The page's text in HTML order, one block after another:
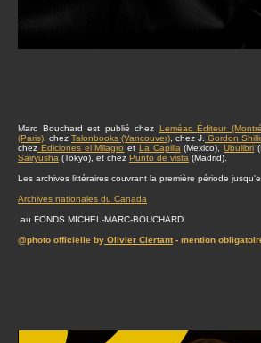
Marc Bouchard est publié chez Leméac Éditeur
(Paris) , chez Talonbooks (Vancouver) , chez J. Gordon
chez Ediciones el Milagro et La Capilla (Mexico),Ubulibri
Sairyusha (Tokyo), et chez Punto de vista (Madrid).
Les archives littéraires couvrant la première période
Archives nationales du Canada
au FONDS MICHEL-MARC-BOUCHARD.
@photo officielle by Olivier Clertant- mention